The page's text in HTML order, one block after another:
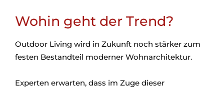
Wohin geht der Trend?
Outdoor Living wird in Zukunft noch stärker zum
festen Bestandteil moderner Wohnarchitektur.
Experten erwarten, dass im Zuge dieser